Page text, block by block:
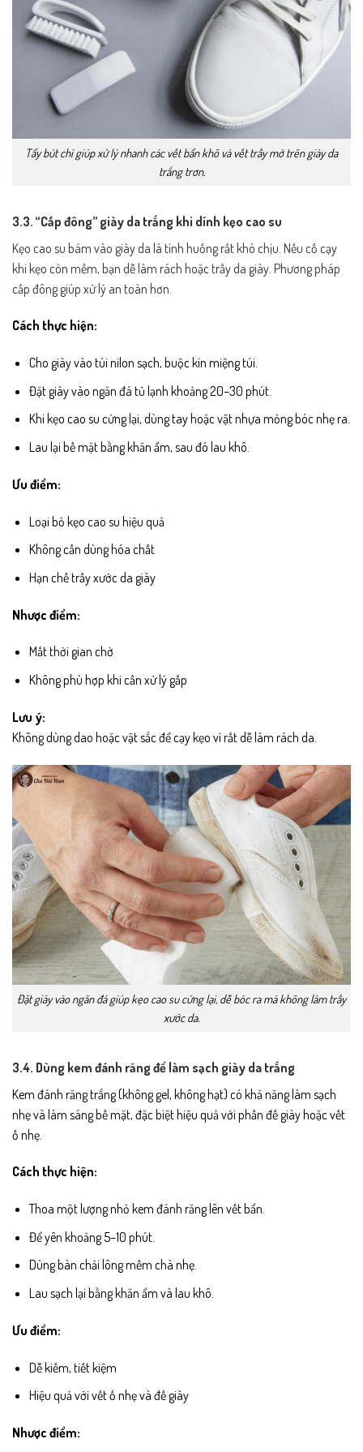
Tẩy bút chì giúp xử lý nhanh các vết bẩn khô và vết trầy mờ trên giày da
trắng trơn.
3.3. “Cấp đông” giày da trắng khi dính kẹo cao su
Kẹo cao su bám vào giày da là tình huống rất khó chịu. Nếu cố cạy
khi kẹo còn mềm, bạn dễ làm rách hoặc trầy da giày. Phương pháp
cấp đông giúp xử lý an toàn hơn.
Cách thực hiện:
Cho giày vào túi nilon sạch, buộc kín miệng túi.
Đặt giày vào ngăn đá tủ lạnh khoảng 20–30 phút.
Khi kẹo cao su cứng lại, dùng tay hoặc vật nhựa mỏng bóc nhẹ ra.
Lau lại bề mặt bằng khăn ẩm, sau đó lau khô.
Ưu điểm:
Loại bỏ kẹo cao su hiệu quả
Không cần dùng hóa chất
Hạn chế trầy xước da giày
Nhược điểm:
Mất thời gian chờ
Không phù hợp khi cần xử lý gấp
Lưu ý:
Không dùng dao hoặc vật sắc để cạy kẹo vì rất dễ làm rách da.
Đặt giày vào ngăn đá giúp kẹo cao su cứng lại, dễ bóc ra mà không làm trầy
xước da.
3.4. Dùng kem đánh răng để làm sạch giày da trắng
Kem đánh răng trắng (không gel, không hạt) có khả năng làm sạch
nhẹ và làm sáng bề mặt, đặc biệt hiệu quả với phần đế giày hoặc vết
ố nhẹ.
Cách thực hiện:
Thoa một lượng nhỏ kem đánh răng lên vết bẩn.
Để yên khoảng 5–10 phút.
Dùng bàn chải lông mềm chà nhẹ.
Lau sạch lại bằng khăn ẩm và lau khô.
Ưu điểm:
Dễ kiếm, tiết kiệm
Hiệu quả với vết ố nhẹ và đế giày
Nhược điểm: